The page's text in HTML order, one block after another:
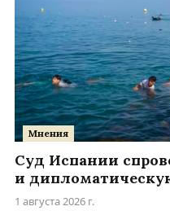
Мнения
Суд Испании
и
1 августа 2026 г.